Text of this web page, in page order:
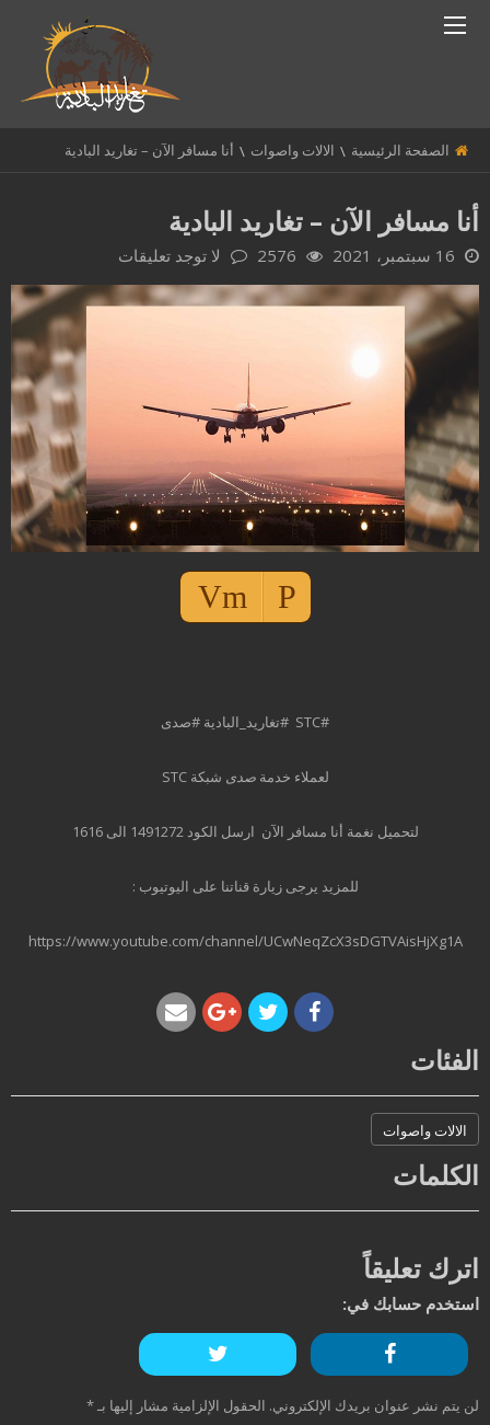
الصفحة الرئيسية الالات واصوات أنا مسافر الآن – تغاريد البادية
أنا مسافر الآن – تغاريد البادية
16 سبتمبر، 2021 2576 لا توجد تعليقات
مشغل
الصوت
Vm P
#STC #تغاريد_البادية #صدى
لعملاء خدمةصدى شبكة STC
لتحميل نغمة أنا مسافر الآن ارسل الكود 1491272 الى 1616
للمزيد يرجى زيارة قناتنا على اليوتيوب :
https://www.youtube.com/channel/UCwNeqZcX3sDGTVAisHjXg1A
الفئات
الالات واصوات
الكلمات
اترك تعليقاً
استخدم حسابك في:
لن يتم نشر عنوان بريدك الإلكتروني. الحقول الإلزامية مشار إليها بـ*